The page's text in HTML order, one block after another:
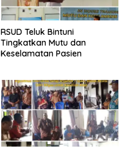
RSUD Teluk Bintuni
Tingkatkan Mutu dan
Keselamatan Pasien